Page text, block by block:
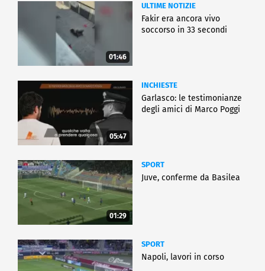
01:46
ULTIME NOTIZIE
Fakir era ancora vivo
soccorso in 33 secondi
05:47
INCHIESTE
Garlasco: le testimonianze
degli amici di Marco Poggi
01:29
SPORT
Juve, conferme da Basilea
SPORT
Napoli, lavori in corso